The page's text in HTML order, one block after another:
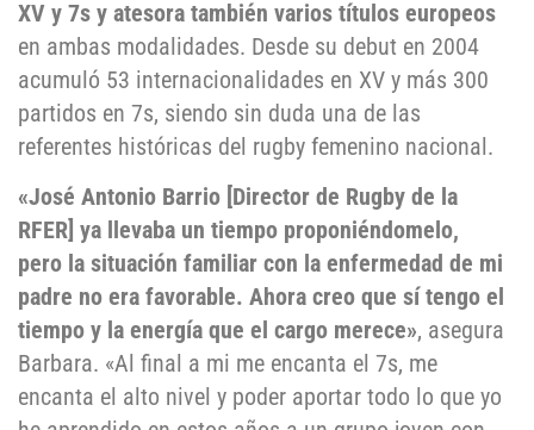
XV y 7s y atesora también varios títulos europeos
en ambas modalidades. Desde su debut en 2004
acumuló 53 internacionalidades en XV y más 300
partidos en 7s, siendo sin duda una de las
referentes históricas del rugby femenino nacional.
«José Antonio Barrio [Director de Rugby de la
RFER] ya llevaba un tiempo proponiéndomelo,
pero la situación familiar con la enfermedad de mi
padre no era favorable. Ahora creo que sí tengo el
tiempo y la energía que el cargo merece», asegura
Barbara. «Al final a mi me encanta el 7s, me
encanta el alto nivel y poder aportar todo lo que yo